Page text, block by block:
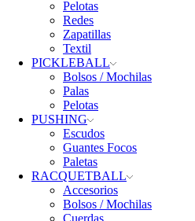
Pelotas
Redes
Zapatillas
Textil
PICKLEBALL
Bolsos / Mochilas
Palas
Pelotas
PUSHING
Escudos
Guantes Focos
Paletas
RACQUETBALL
Accesorios
Bolsos / Mochilas
Cuerdas